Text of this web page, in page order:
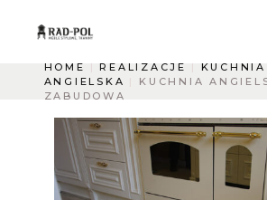
HOME REALIZACJE
KUCHNIA
ANGIELSKA
KUCHNIA
ZABUDOWA